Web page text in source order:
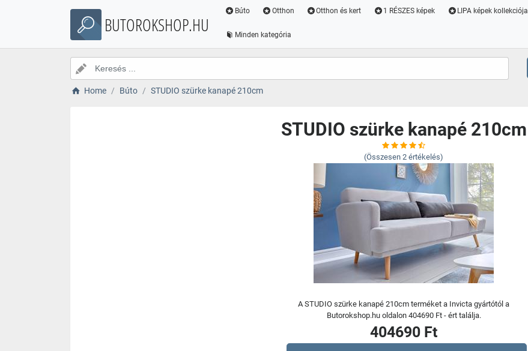
BUTOROKSHOP.HU
Búto Otthon Otthon és kert 1 RÉSZES képek LIPA képek kollekciója
Minden kategória
Home Búto STUDIO szürke kanapé 210cm
STUDIO szürke kanapé 210cm
(Összesen 2 értékelés)
A STUDIO szürke kanapé 210cm terméket a Invicta gyártótól a
Butorokshop.hu oldalon 404690 Ft - ért találja.
404690 Ft